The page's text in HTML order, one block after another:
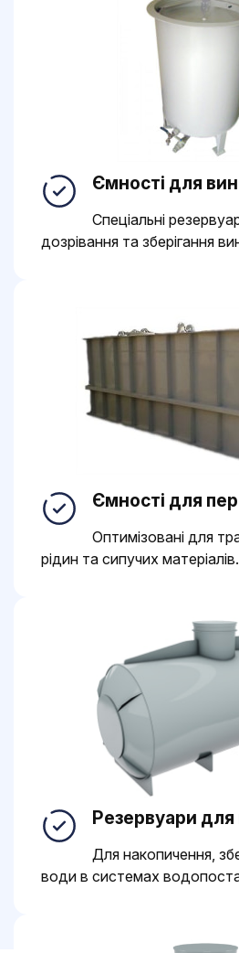
Ємності для
Спеціальні
дозрівання та зберігання
Ємності для
Оптимізовані для
рідин та сипучих матеріалів.
Резервуари
Для накопичення,
води в системах